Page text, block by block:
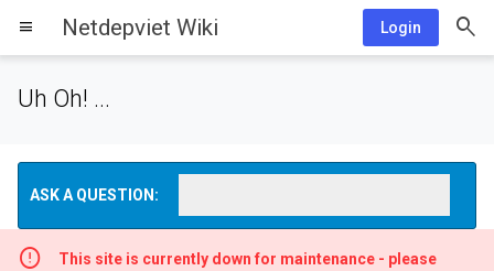
menu Netdepviet Wiki Login
Uh Oh! ...
ASK A QUESTION:
This site is currently down for maintenance - please